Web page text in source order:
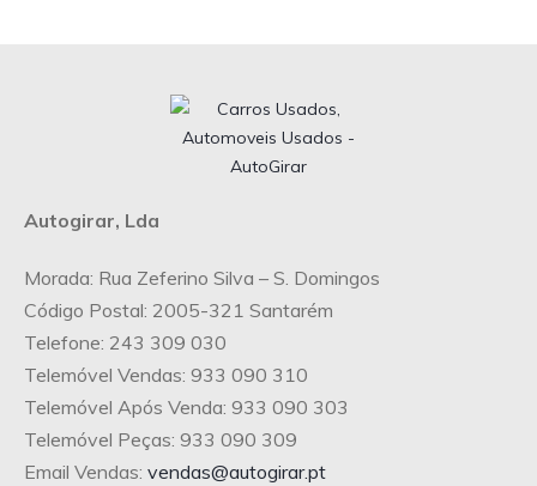
Autogirar, Lda
Morada: Rua Zeferino Silva – S. Domingos
Código Postal: 2005-321 Santarém
Telefone: 243 309 030
Telemóvel Vendas: 933 090 310
Telemóvel Após Venda: 933 090 303
Telemóvel Peças: 933 090 309
Email Vendas: vendas@autogirar.pt